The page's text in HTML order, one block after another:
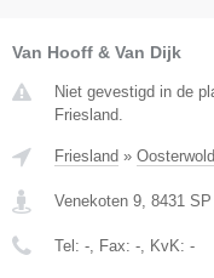
Van Hooff & Van Dijk
Niet gevestigd in de
Friesland.
Friesland »
Venekoten 9, 8431 SP
Tel: -, Fax: -, KvK: -